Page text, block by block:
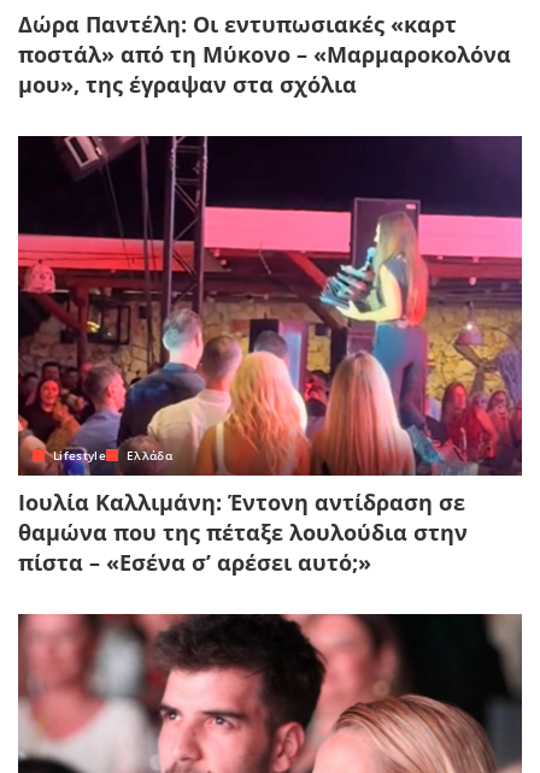
Δώρα Παντέλη: Οι εντυπωσιακές «καρτ
ποστάλ» από τη Μύκονο – «Μαρμαροκολόνα
μου», της έγραψαν στα σχόλια
Lifestyle Ελλάδα
Ιουλία Καλλιμάνη: Έντονη αντίδραση σε
θαμώνα που της πέταξε λουλούδια στην
πίστα – «Εσένα σ’ αρέσει αυτό;»